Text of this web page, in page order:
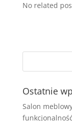
No related
Ostatnie
Salon